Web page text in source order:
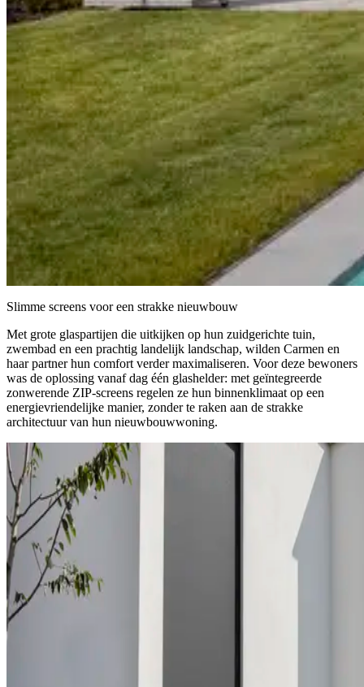
Slimme screens voor een strakke nieuwbouw
Met grote glaspartijen die uitkijken op hun zuidgerichte tuin,
zwembad en een prachtig landelijk landschap, wilden Carmen en
haar partner hun comfort verder maximaliseren. Voor deze bewoners
was de oplossing vanaf dag één glashelder: met geïntegreerde
zonwerende ZIP-screens regelen ze hun binnenklimaat op een
energievriendelijke manier, zonder te raken aan de strakke
architectuur van hun nieuwbouwwoning.